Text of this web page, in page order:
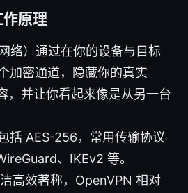
作原理
络）通过在你的设备与目标
加密通道，隐藏你的真实
，并让你看起来像是从另一台
括 AES-256，常用传输协议
、IKEv2 等。
高效著称，OpenVPN 相对